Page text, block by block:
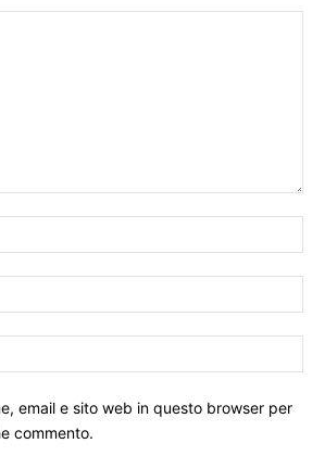
email e sito web in questo browser per
commento.